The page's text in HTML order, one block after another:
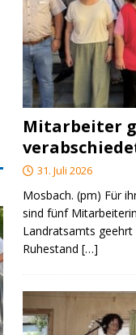
Mitarbeiter
31. Juli 2026
Mosbach. (pm) Für
sind fünf
Landratsamts
Ruhestand[…]